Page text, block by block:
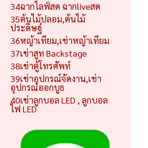
34ฉากไลฟ์สด ฉากliveสด
35ต้นไม้ปลอม,ต้นไม้
ประดิษฐ์
36หญ้าเทียม,เช่าหญ้าเทียม
37เช่าสูท Backstage
38เช่าตู้โทรศัพท์
39เช่าอุปกรณ์จัดงาน,เช่า
อุปกรณ์ออกบูธ
40เช่าลูกบอล LED , ลูกบอล
ไฟ LED